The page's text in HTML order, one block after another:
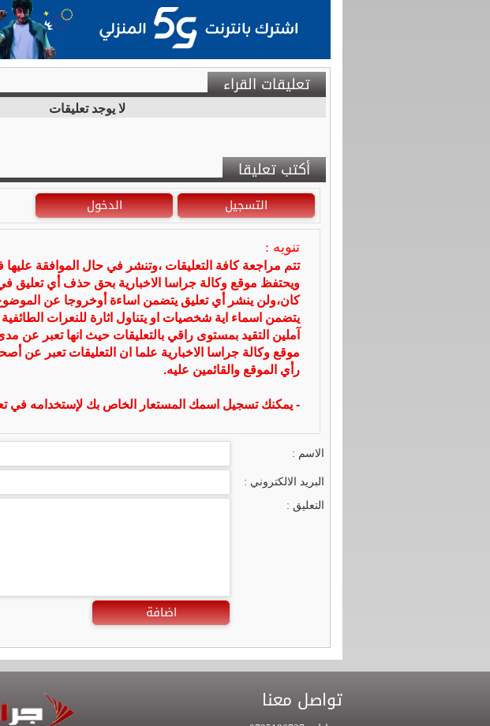
تعليقات القراء
لا يوجد تعليقات
أكتب تعليقا
التسجيل الدخول
تنويه :
تتم مراجعة كافة التعليقات ،وتنشر في حال الموافقة
ويحتفظ موقع وكالة جراسا الاخبارية بحق حذف أي
كان،ولن ينشر أي تعليق يتضمن اساءة أوخروجا عن
يتضمن اسماء اية شخصيات او يتناول اثارة للنعرات الطائفية
آملين التقيد بمستوى راقي بالتعليقات حيث انها تعبر عن
موقع وكالة جراسا الاخبارية علما ان التعليقات تعبر عن
رأي الموقع والقائمين عليه.
- يمكنك تسجيل اسمك المستعار الخاص بك لإستخدامه في
الاسم :
البريد الالكتروني :
التعليق :
اضافة
تواصل معنا